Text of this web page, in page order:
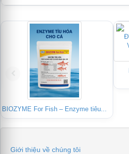
BIOZYME For Fish – Enzyme tiêu...
Giới thiệu về chúng tôi